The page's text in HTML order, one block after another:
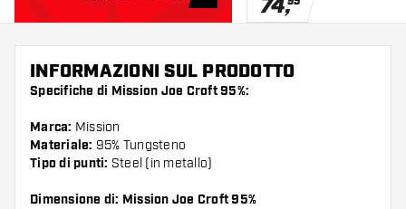
74,
INFORMAZIONI SUL PRODOTTO
Specifiche di Mission Joe Croft 95%:
Marca: Mission
Materiale: 95% Tungsteno
Tipo di punti: Steel (in metallo)
Dimensione di: Mission Joe Croft 95%